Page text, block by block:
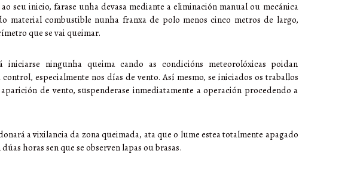
seu inicio, farase unha devasa mediante a eliminación manual ou mecánica
material combustible nunha franxa de polo menos cinco metros de largo,
que se vai queimar.
iniciarse ningunha queima cando as condicións meteorolóxicas poidan
especialmente nos días de vento. Así mesmo, se iniciados os traballos
de vento, suspenderase inmediatamente a operación procedendo a
a vixilancia da zona queimada, ata que o lume estea totalmente apagado
horas sen que se observen lapas ou brasas.